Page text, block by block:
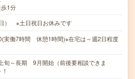
1分
） ※土日祝日お休みです
実働7時間 休憩1時間)※在宅は～週2日程度
旬～長期 9月開始（前後要相談できま